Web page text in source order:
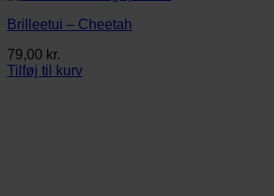
Brilleetui – Cheetah
79,00 kr.
Tilføj til kurv